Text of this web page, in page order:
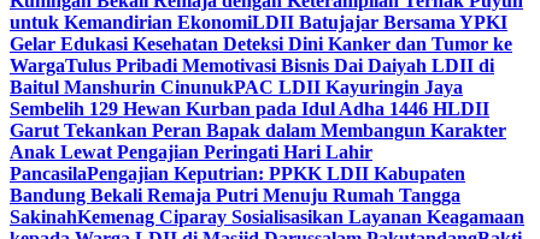
untuk Kemandirian EkonomiLDII Batujajar Bersama YPKI
Gelar Edukasi Kesehatan Deteksi Dini Kanker dan Tumor ke
WargaTulus Pribadi Memotivasi Bisnis Dai Daiyah LDII di
Baitul Manshurin CinunukPAC LDII Kayuringin Jaya
Sembelih 129 Hewan Kurban pada Idul Adha 1446 HLDII
Garut Tekankan Peran Bapak dalam Membangun Karakter
Anak Lewat Pengajian Peringati Hari Lahir
PancasilaPengajian Keputrian: PPKK LDII Kabupaten
Bandung Bekali Remaja Putri Menuju Rumah Tangga
SakinahKemenag Ciparay Sosialisasikan Layanan Keagamaan